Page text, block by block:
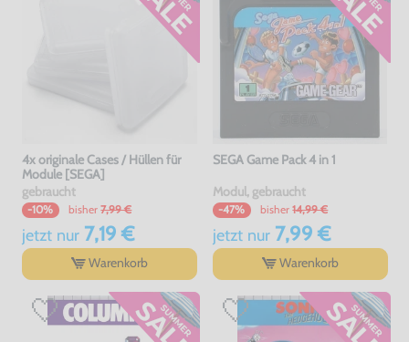
4x originale Cases / Hüllen für
Module [SEGA]
gebraucht
-10% bisher 7,99 €
jetzt nur7,19 €
Warenkorb
SEGA Game Pack 4 in 1
Modul, gebraucht
-47% bisher 14,99 €
jetzt nur7,99 €
Warenkorb